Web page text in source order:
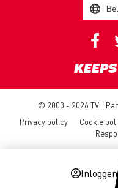
Inloggen
© 2003 - 2026 TVH
Privacy policy
Cookie